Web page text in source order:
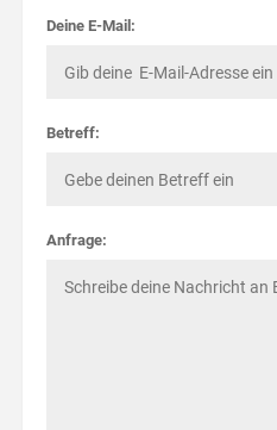
Deine E-Mail:
Betreff:
Anfrage: